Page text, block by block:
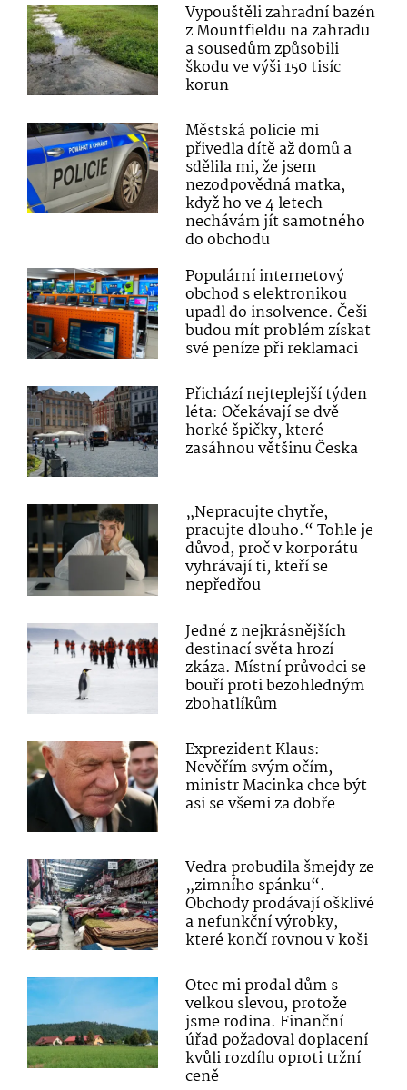
Vypouštěli zahradní bazén
z Mountfieldu na zahradu
a sousedům způsobili
škodu ve výši 150 tisíc
korun
Městská policie mi
přivedla dítě až domů a
sdělila mi, že jsem
nezodpovědná matka,
když ho ve 4 letech
nechávám jít samotného
do obchodu
Populární internetový
obchod s elektronikou
upadl do insolvence. Češi
budou mít problém získat
své peníze při reklamaci
Přichází nejteplejší týden
léta: Očekávají se dvě
horké špičky, které
zasáhnou většinu Česka
„Nepracujte chytře,
pracujte dlouho.“ Tohle je
důvod, proč v korporátu
vyhrávají ti, kteří se
nepředřou
Jedné z nejkrásnějších
destinací světa hrozí
zkáza. Místní průvodci se
bouří proti bezohledným
zbohatlíkům
Exprezident Klaus:
Nevěřím svým očím,
ministr Macinka chce být
asi se všemi za dobře
Vedra probudila šmejdy ze
„zimního spánku“.
Obchody prodávají ošklivé
a nefunkční výrobky,
které končí rovnou v koši
Otec mi prodal dům s
velkou slevou, protože
jsme rodina. Finanční
úřad požadoval doplacení
kvůli rozdílu oproti tržní
ceně